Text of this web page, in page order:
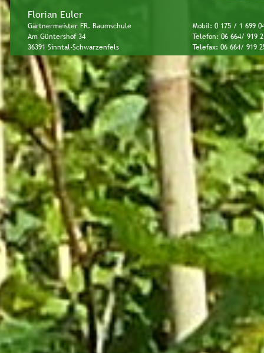
Florian Euler
Gärtnermeister FR. Baumschule
Am Güntershof 34
36391 Sinntal-Schwarzenfels
Mobil: 0 175 / 1 699
Telefon: 06 664/ 919
Telefax: 06 664/ 919